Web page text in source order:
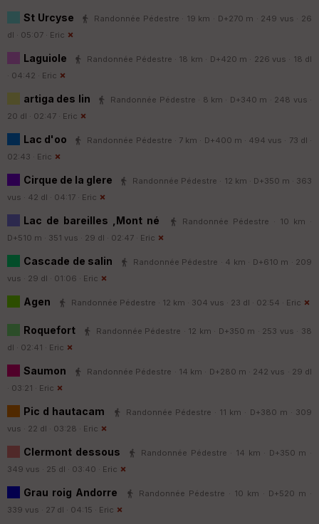
St Urcyse
Randonnée Pédestre · 19 km · D+270 m · 249 vus · 26
dl · 05:07 · Eric
Laguiole
Randonnée Pédestre · 18 km · D+420 m · 226 vus · 18 dl
· 04:42 · Eric
artiga des lin
Randonnée Pédestre · 8 km · D+340 m · 248 vus ·
20 dl · 02:47 · Eric
Lac d'oo
Randonnée Pédestre · 7 km · D+400 m · 494 vus · 73 dl ·
02:43 · Eric
Cirque de la glere
Randonnée Pédestre · 12 km · D+350 m · 363
vus · 42 dl · 04:17 · Eric
Lac de bareilles ,Mont né
Randonnée Pédestre · 10 km ·
D+510 m · 351 vus · 29 dl · 02:47 · Eric
Cascade de salin
Randonnée Pédestre · 4 km · D+610 m · 209
vus · 29 dl · 01:06 · Eric
Agen Randonnée Pédestre · 12 km · 304 vus · 23 dl · 02:54 · Eric
Roquefort
Randonnée Pédestre · 12 km · D+350 m · 253 vus · 38
dl · 02:41 · Eric
Saumon
Randonnée Pédestre · 14 km · D+280 m · 242 vus · 29 dl
· 03:21 · Eric
Pic d hautacam
Randonnée Pédestre · 11 km · D+380 m · 309
vus · 22 dl · 03:28 · Eric
Clermont dessous
Randonnée Pédestre · 14 km · D+350 m ·
349 vus · 25 dl · 03:40 · Eric
Grau roig Andorre
Randonnée Pédestre · 10 km · D+520 m ·
339 vus · 27 dl · 04:15 · Eric